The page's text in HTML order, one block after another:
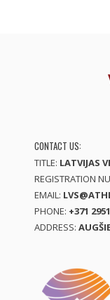
CONTACT US:
TITLE: LATVIJAS
REGISTRATION
EMAIL:
PHONE: +371
ADDRESS: